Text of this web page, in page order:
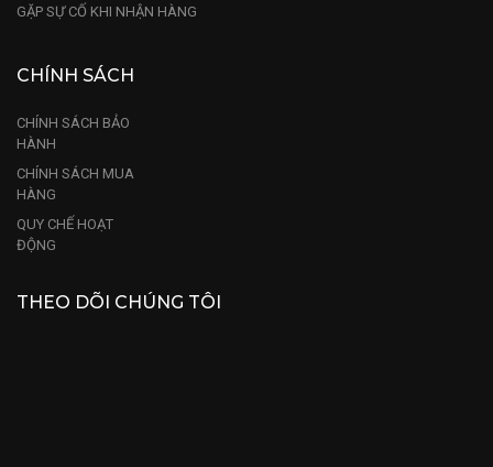
GẶP SỰ CỐ KHI NHẬN HÀNG
CHÍNH SÁCH
CHÍNH SÁCH BẢO
HÀNH
CHÍNH SÁCH MUA
HÀNG
QUY CHẾ HOẠT
ĐỘNG
THEO DÕI CHÚNG TÔI